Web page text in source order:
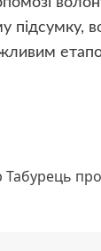
підсумку,
Табурець